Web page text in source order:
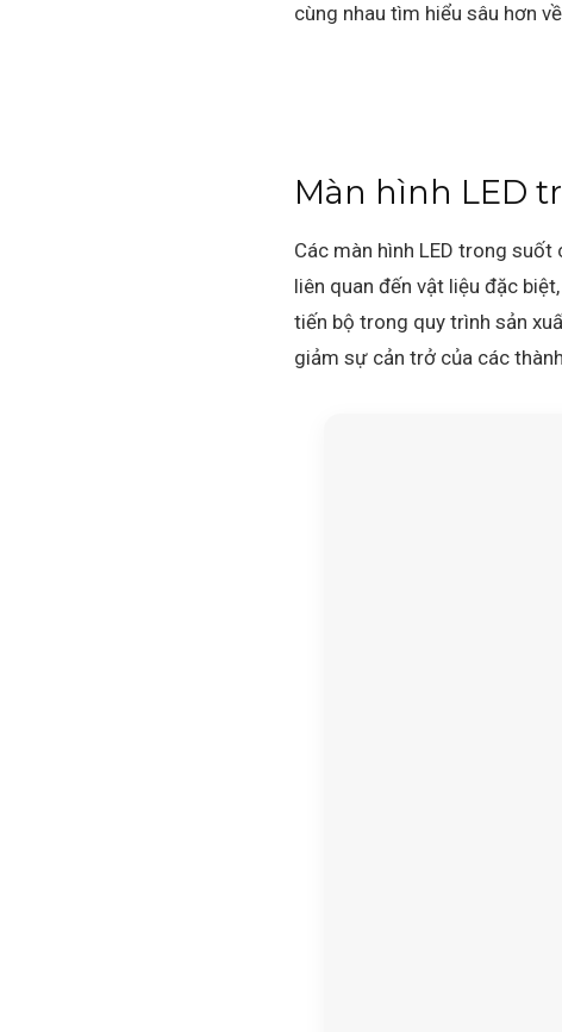
cùng nhau tìm hiểu sâu hơn
Màn hình LED
Các màn hình LED trong
liên quan đến vật liệu đặc
tiến bộ trong quy trình sản
giảm sự cản trở của các